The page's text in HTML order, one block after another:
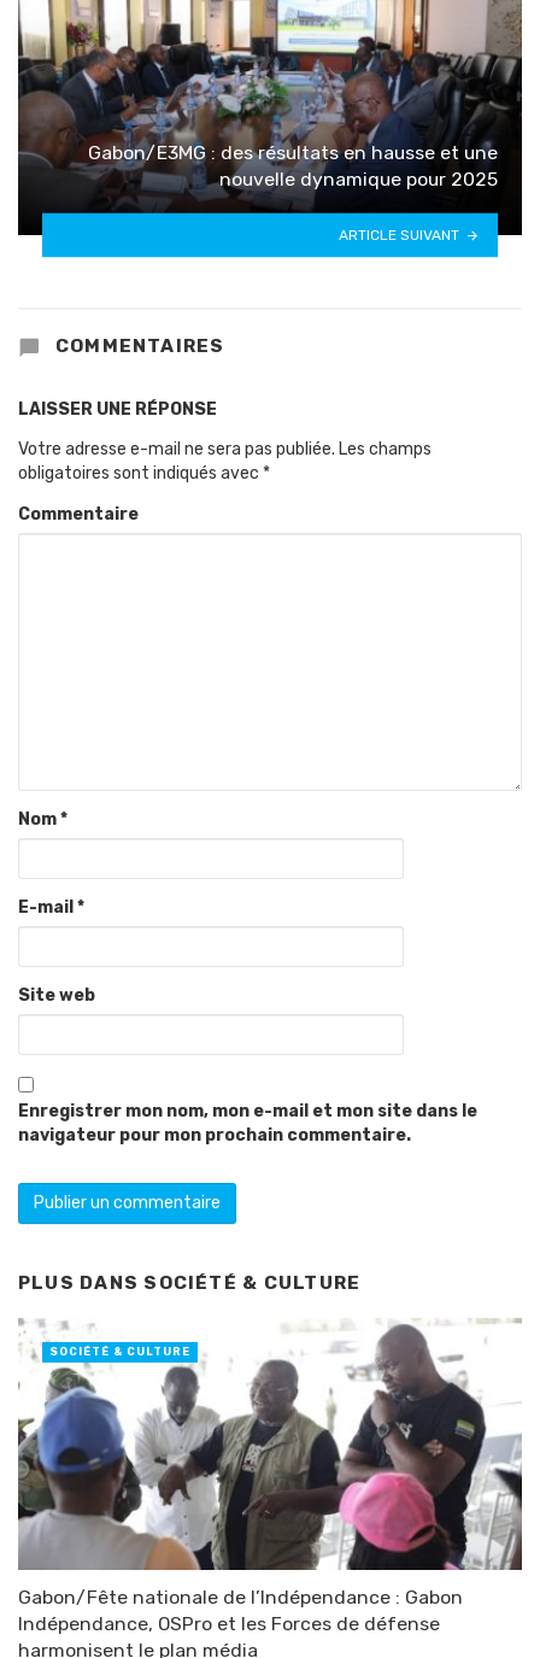
Gabon/E3MG : des résultats en hausse et une
nouvelle dynamique pour 2025
ARTICLE SUIVANT
COMMENTAIRES
LAISSER UNE RÉPONSE
Votre adresse e-mail ne sera pas publiée. Les champs
obligatoires sont indiqués avec *
Commentaire
Nom*
E-mail *
Site web
Enregistrer mon nom, mon e-mail et mon site dans le
navigateur pour mon prochain commentaire.
PLUS DANS SOCIÉTÉ & CULTURE
Gabon/Fête nationale de l’Indépendance : Gabon
Indépendance, OSPro et les Forces de défense
harmonisent le plan média
SOCIÉTÉ & CULTURE